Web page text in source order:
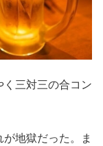
三対三の合コン
地獄だった。ま